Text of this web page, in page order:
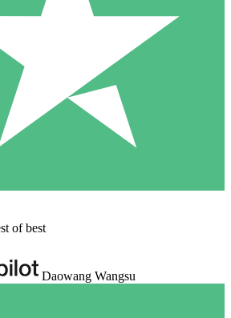
of best
Daowang Wangsu